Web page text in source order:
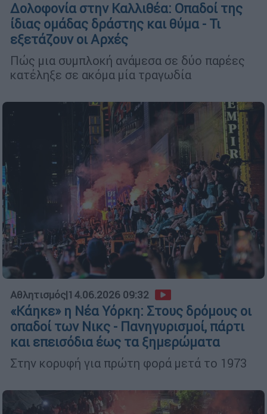
Δολοφονία στην Καλλιθέα: Οπαδοί της
ίδιας ομάδας δράστης και θύμα - Τι
εξετάζουν οι Αρχές
Πώς μια συμπλοκή ανάμεσα σε δύο παρέες
κατέληξε σε ακόμα μία τραγωδία
Αθλητισμός|14.06.2026 09:32
«Κάηκε» η Νέα Υόρκη: Στους δρόμους οι
οπαδοί των Νικς - Πανηγυρισμοί, πάρτι
και επεισόδια έως τα ξημερώματα
Στην κορυφή για πρώτη φορά μετά το 1973